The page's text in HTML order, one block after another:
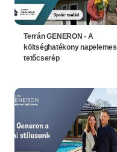
Terrán GENERON - A
költséghatékony napelemes
tetőcserép